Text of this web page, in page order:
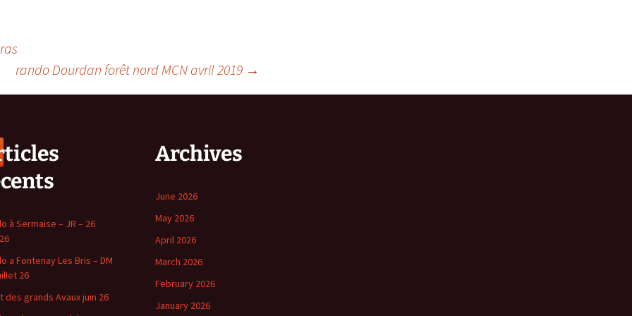
rando Dourdan forêt nord MCN avril 2019 →
à Sermaise – JR – 26
a Fontenay Les Bris – DM
26
des grands Avaux juin 26
Archives
June 2026
May 2026
April 2026
March 2026
February 2026
January 2026